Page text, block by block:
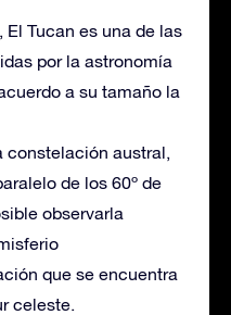
Tucan es una de las
por la astronomía
a su tamaño la
constelación austral,
de los 60º de
observarla
que se encuentra
celeste.